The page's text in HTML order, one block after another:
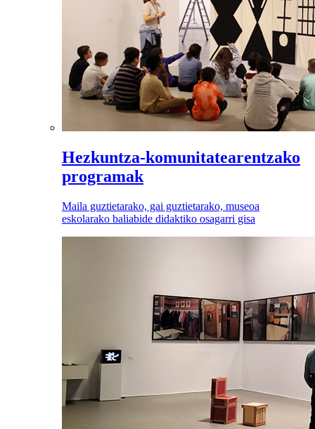
Hezkuntza-komunitatearentzako
programak
Maila guztietarako, gai guztietarako, museoa
eskolarako baliabide didaktiko osagarri gisa